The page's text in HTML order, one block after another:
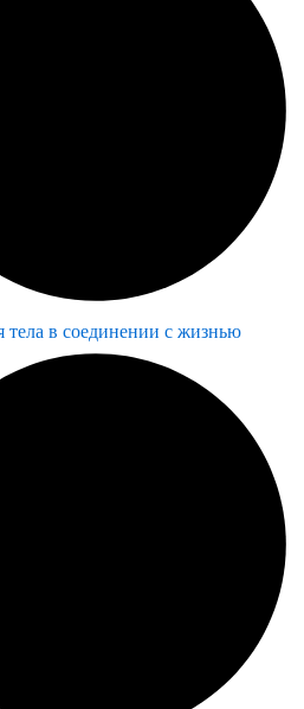
тела в соединении с жизнью